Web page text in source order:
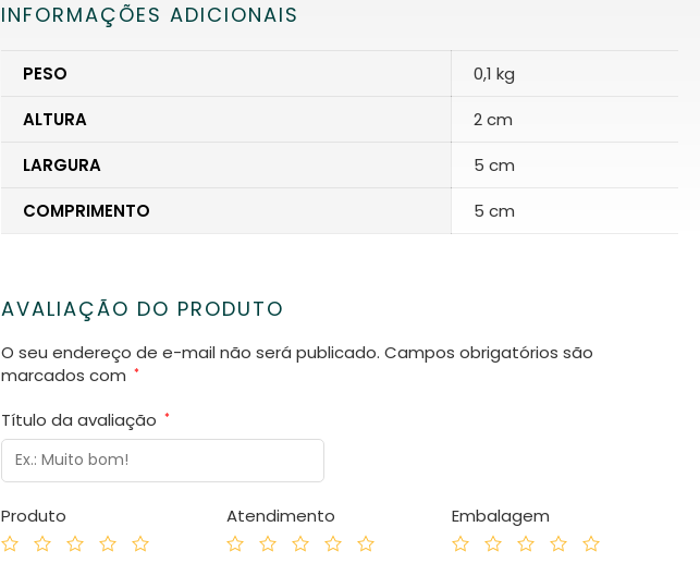
INFORMAÇÕES ADICIONAIS
PESO
0,1 kg
ALTURA
2 cm
LARGURA
5 cm
COMPRIMENTO
5 cm
AVALIAÇÃO DO PRODUTO
O seu endereço de e-mail não será publicado. Campos obrigatórios são
marcados com *
Título da avaliação *
Produto Atendimento Embalagem